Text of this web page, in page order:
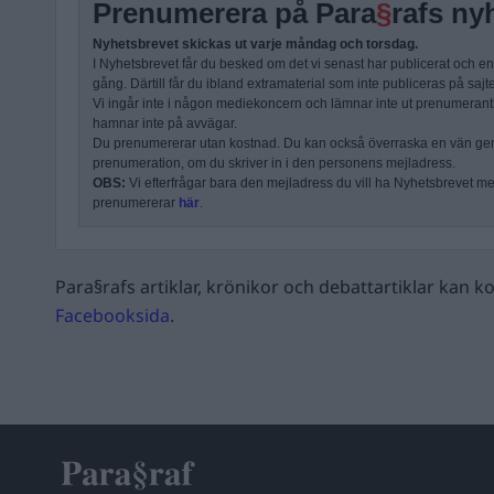
Prenumerera på Para§rafs
Nyhetsbrevet skickas ut varje måndag och torsdag.
I Nyhetsbrevet får du besked om det vi senast har publicerat och
gång. Därtill får du ibland extramaterial som inte publiceras på
Vi ingår inte i någon mediekoncern och lämnar inte ut
hamnar inte på avvägar.
Du prenumererar utan kostnad. Du kan också överraska en vän
prenumeration, om du skriver in i den personens mejladress.
OBS: Vi efterfrågar bara den mejladress du vill ha Nyhetsbrevet
prenumererar här.
Para§rafs artiklar, krönikor och debattartiklar kan
Facebooksida.